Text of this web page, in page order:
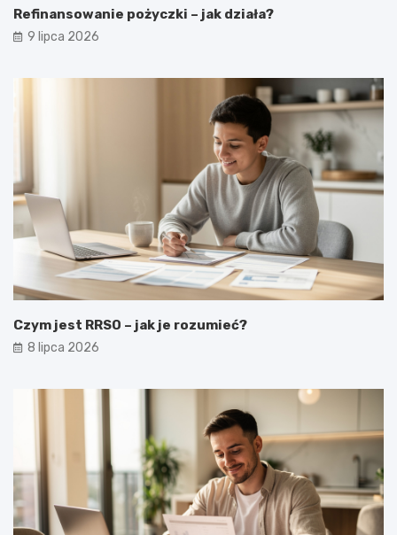
Refinansowanie pożyczki – jak działa?
9 lipca 2026
Czym jest RRSO – jak je rozumieć?
8 lipca 2026